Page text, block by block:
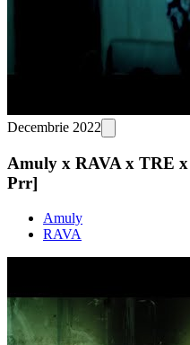
Decembrie 2022
Amuly x RAVA x TRE
Prr]
Amuly
RAVA